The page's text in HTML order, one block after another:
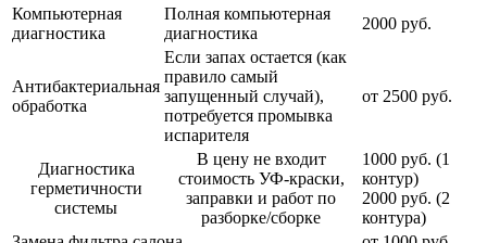
Компьютерная
диагностика
Полная компьютерная
диагностика
2000 руб.
Антибактериальная
обработка
Если запах остается (как
правило самый
запущенный случай),
потребуется промывка
испарителя
от 2500 руб.
Диагностика
герметичности
системы
В цену не входит
стоимость УФ-краски,
заправки и работ по
разборке/сборке
1000 руб. (1
контур)
2000 руб. (2
контура)